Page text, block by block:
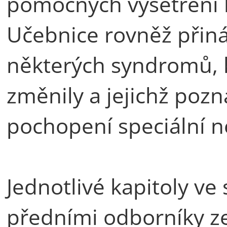
Učebnice rovněž
některých
změnily a jejichž
pochopení speciální
Jednotlivé kapitoly
předními odborníky